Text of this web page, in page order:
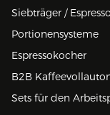
Siebträger /
Portionensysteme
Espressokocher
B2B
Sets für den